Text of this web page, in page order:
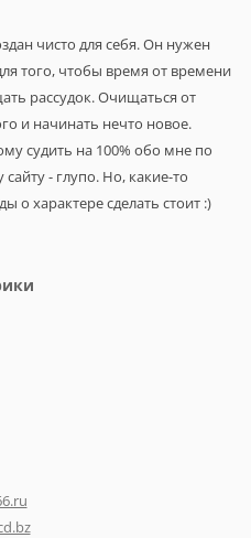
чисто для себя. Он нужен
того, чтобы время от времени
рассудок. Очищаться от
и начинать нечто новое.
судить на 100% обо мне по
сайту - глупо. Но, какие-то
о характере сделать стоит :)